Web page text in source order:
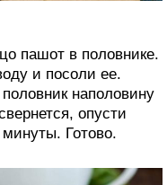
пашот в половнике.
и посоли ее.
наполовину
опусти
Готово.